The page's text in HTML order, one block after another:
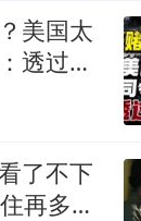
美国太
透过实
了不下
再多看